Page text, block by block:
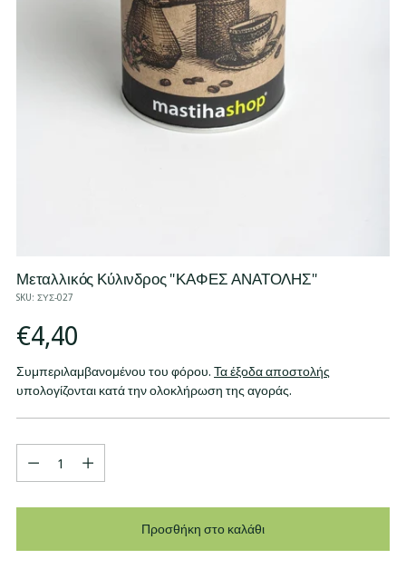
Μεταλλικός Κύλινδρος "ΚΑΦΕΣ ΑΝΑΤΟΛΗΣ"
SKU: ΣΥΣ-027
Κανονική
τιμή
€4,40
Συμπεριλαμβανομένου του φόρου. Τα έξοδα αποστολής
υπολογίζονται κατά την ολοκλήρωση της αγοράς.
Ποσότητα
Προσθήκη στο καλάθι